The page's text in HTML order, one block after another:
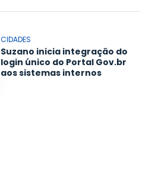
CIDADES
Suzano inicia integração do
login único do Portal Gov.br
aos sistemas internos